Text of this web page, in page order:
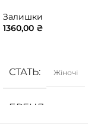
Залишки
1360,00 ₴
СТАТЬ Жіночі
БРЕНД